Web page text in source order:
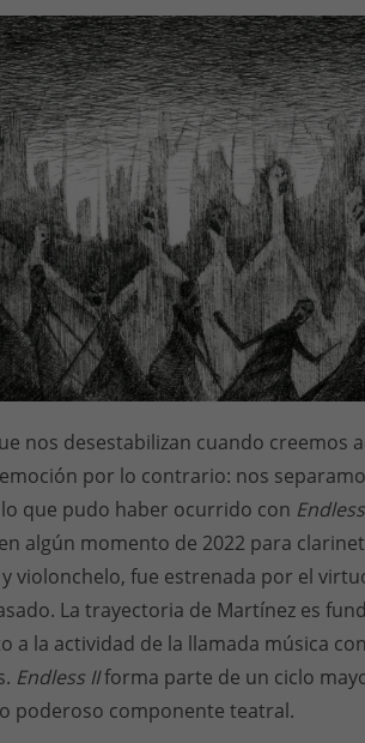
nos desestabilizan cuando creemos
por lo contrario: nos
que pudo haber ocurrido con
algún momento de 2022 para
violonchelo, fue estrenada por el
La trayectoria de Martínez es
a la actividad de la llamada música
Endless IIforma parte de un ciclo
poderoso componente teatral.